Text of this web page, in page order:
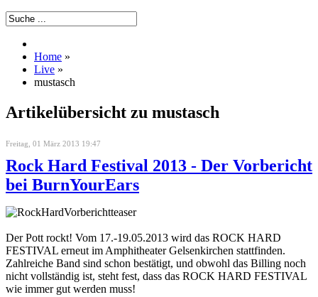
Home »
Live »
mustasch
Artikelübersicht zu mustasch
Freitag, 01 März 2013 19:47
Rock Hard Festival 2013 - Der Vorbericht
bei BurnYourEars
Der Pott rockt! Vom 17.-19.05.2013 wird das ROCK HARD
FESTIVAL erneut im Amphitheater Gelsenkirchen stattfinden.
Zahlreiche Band sind schon bestätigt, und obwohl das Billing noch
nicht vollständig ist, steht fest, dass das ROCK HARD FESTIVAL
wie immer gut werden muss!